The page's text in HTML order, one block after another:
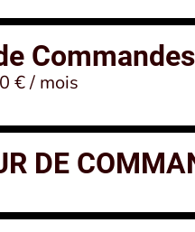
€ / mois
DE